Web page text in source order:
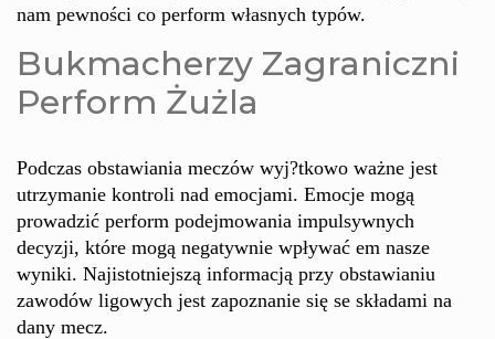
nam pewności co perform własnych typów.
Bukmacherzy Zagraniczni
Perform Żużla
Podczas obstawiania meczów wyj?tkowo ważne jest
utrzymanie kontroli nad emocjami. Emocje mogą
prowadzić perform podejmowania impulsywnych
decyzji, które mogą negatywnie wpływać em nasze
wyniki. Najistotniejszą informacją przy obstawianiu
zawodów ligowych jest zapoznanie się se składami na
dany mecz.